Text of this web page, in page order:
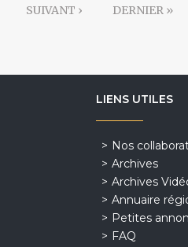
SUIVANT ›
DERNIER »
LIENS UTILES
Nos
Archives
Archives
Annuaire
Petites
FAQ